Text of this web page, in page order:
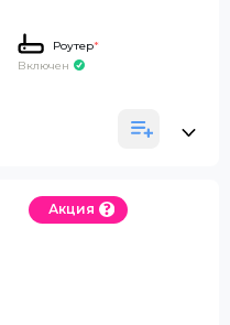
Роутер*
Включен
Акция